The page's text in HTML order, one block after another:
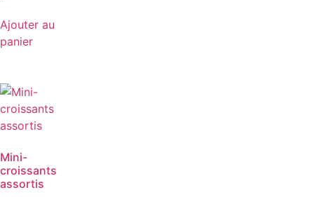
Ajouter au
panier
Mini-
croissants
assortis